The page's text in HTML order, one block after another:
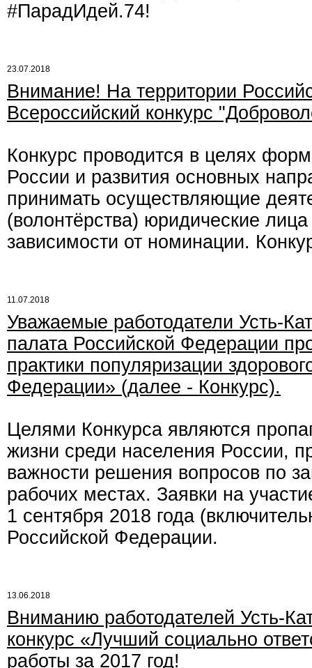
#ПарадИдей.74!
23.07.2018
Внимание! На территории
Всероссийский конкурс
Конкурс проводится в целях
России и развития основных
принимать осуществляющие
(волонтёрства) юридические
зависимости от номинации.
11.07.2018
Уважаемые работодатели Усть-
палата Российской Федерации
практики популяризации
Федерации» (далее - Конкурс).
Целями Конкурса являются
жизни среди населения России,
важности решения вопросов по
рабочих местах. Заявки на
1 сентября 2018 года
Российской Федерации.
13.06.2018
Вниманию работодателей Усть-
конкурс «Лучший социально
работы за 2017 год!